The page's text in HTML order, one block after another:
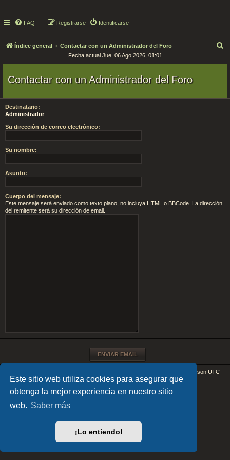
Este sitio web utiliza cookies para asegurar que
obtenga la mejor experiencia en nuestro sitio
web. Saber más
¡Lo entiendo!
FAQ Identificarse
Registrarse
Índice general Contactar con un Administrador del Foro
Fecha actual Jue, 06 Ago 2026, 01:01
Contactar con un Administrador del Foro
Destinatario:
Administrador
Su dirección de correo electrónico:
Su nombre:
Asunto:
Cuerpo del mensaje:
Este mensaje será enviado como texto plano, no incluya HTML o BBCode. La dirección
del remitente será su dirección de email.
Todos los horarios son UTC
Desarrollado porphpBB® Forum Software © phpBB Limited
EARTH v.1.1.0 byFanFanlaTuFlippe
Traducción al español por